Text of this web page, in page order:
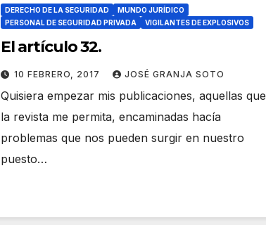
DERECHO DE LA SEGURIDAD
MUNDO JURÍDICO
PERSONAL DE SEGURIDAD PRIVADA
VIGILANTES DE EXPLOSIVOS
El artículo 32.
10 FEBRERO, 2017 JOSÉ GRANJA SOTO
Quisiera empezar mis publicaciones, aquellas que
la revista me permita, encaminadas hacía
problemas que nos pueden surgir en nuestro
puesto…